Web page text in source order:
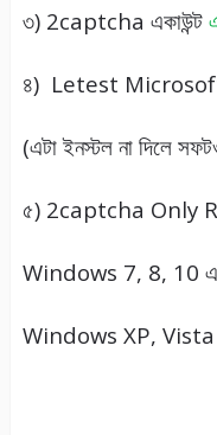
৩) 2captcha একাউন্ট
৪) Letest
(এটা ইনস্টল না দিলে
৫) 2captcha Only
Windows 7, 8, 10
Windows XP, Vista